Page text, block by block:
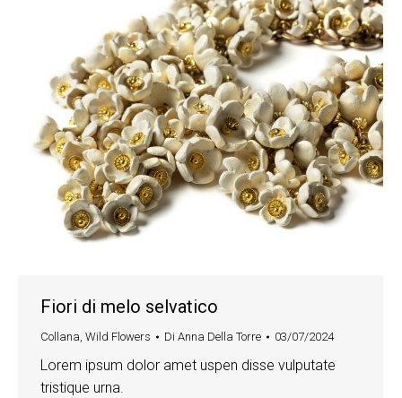
Fiori di melo selvatico
Collana, Wild Flowers Di Anna Della Torre 03/07/2024
Lorem ipsum dolor amet uspen disse vulputate
tristique urna.